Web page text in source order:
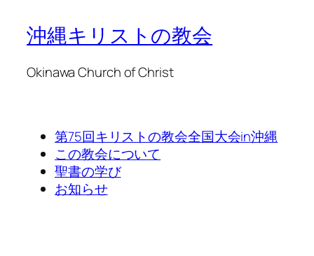
沖縄キリストの教会
Okinawa Church of Christ
第75回キリストの教会全国大会in沖縄
この教会について
聖書の学び
お知らせ